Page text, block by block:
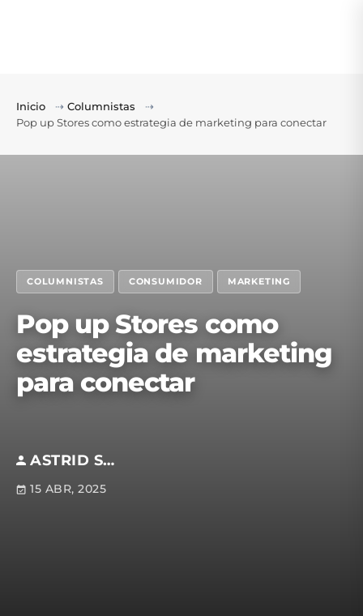
Inicio ⇢ Columnistas
⇢
Pop up Stores como estrategia de marketing para conectar
COLUMNISTAS CONSUMIDOR MARKETING
Pop up Stores como
estrategia de marketing
para conectar
ASTRID SOTOMAYOR
15 ABR, 2025